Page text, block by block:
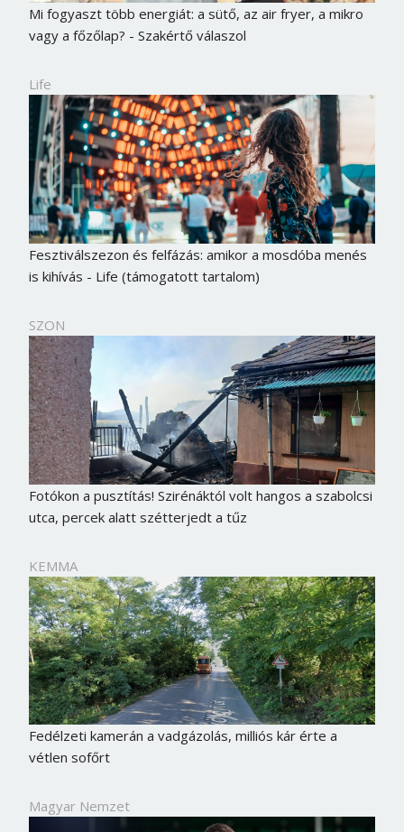
Mi fogyaszt több energiát: a sütő, az air fryer, a mikro
vagy a főzőlap? - Szakértő válaszol
Life
Fesztiválszezon és felfázás: amikor a mosdóba menés
is kihívás - Life (támogatott tartalom)
SZON
Fotókon a pusztítás! Szirénáktól volt hangos a szabolcsi
utca, percek alatt szétterjedt a tűz
KEMMA
Fedélzeti kamerán a vadgázolás, milliós kár érte a
vétlen sofőrt
Magyar Nemzet